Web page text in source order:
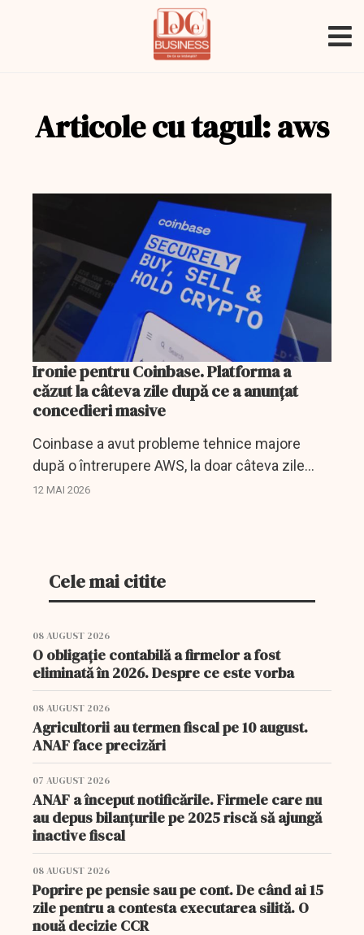
Articole cu tagul: aws
Ironie pentru Coinbase. Platforma a
căzut la câteva zile după ce a anunțat
concedieri masive
Coinbase a avut probleme tehnice majore
după o întrerupere AWS, la doar câteva zile
după ce a anunțat concedieri masive.
12 MAI 2026
Cele mai citite
08 AUGUST 2026
O obligație contabilă a firmelor a fost
eliminată în 2026. Despre ce este vorba
08 AUGUST 2026
Agricultorii au termen fiscal pe 10 august.
ANAF face precizări
07 AUGUST 2026
ANAF a început notificările. Firmele care nu
au depus bilanțurile pe 2025 riscă să ajungă
inactive fiscal
08 AUGUST 2026
Poprire pe pensie sau pe cont. De când ai 15
zile pentru a contesta executarea silită. O
nouă decizie CCR